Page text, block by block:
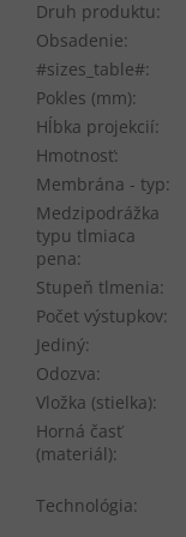
Druh produktu:
Obsadenie:
#sizes_table#:
Pokles (mm):
Hĺbka projekcií:
Hmotnosť:
Membrána - typ:
Medzipodrážka
typu tlmiaca
pena:
Stupeň tlmenia:
Počet výstupkov:
Jediný:
Odozva:
Vložka (stielka):
Horná časť
(materiál):
Technológia: